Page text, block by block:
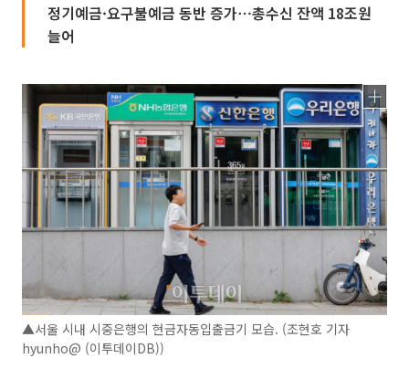
정기예금·요구불예금 동반 증가⋯총수신 잔액 18조원
늘어
▲서울 시내 시중은행의 현금자동입출금기 모습. (조현호 기자
hyunho@ (이투데이DB))